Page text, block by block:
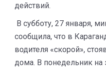
действий.
В субботу, 27 января,
сообщила, что в
водителя «скорой»,
дома. В понедельник на